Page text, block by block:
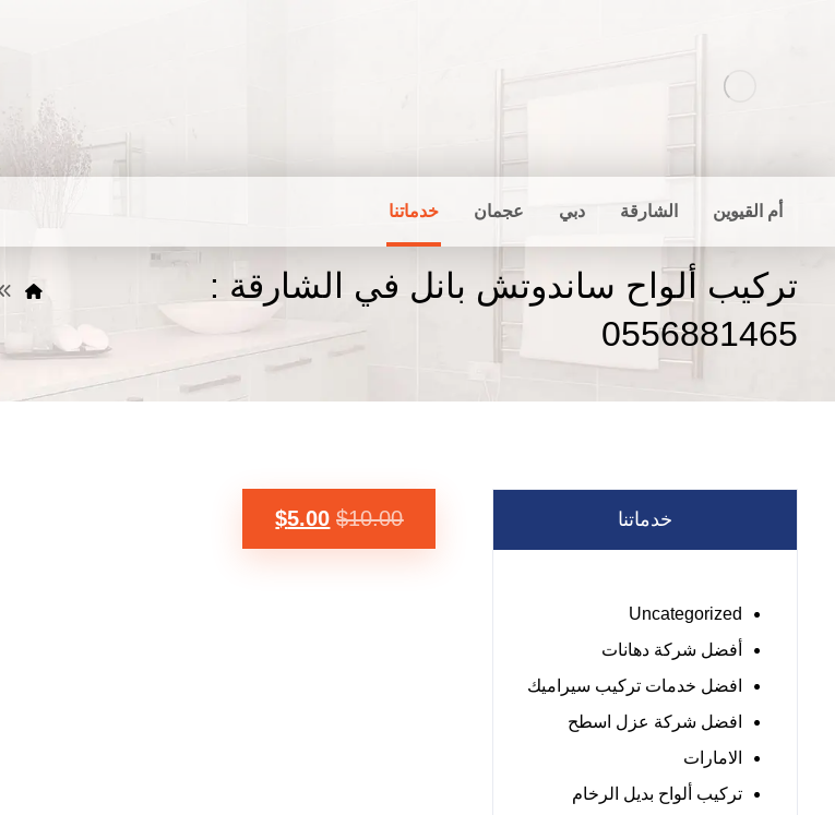
أم القيوين الشارقة دبي عجمان خدماتنا
تركيب ألواح ساندوتش بانل في الشارقة :
0556881465
$10.00
$5.00 خدماتنا
Uncategorized
أفضل شركة دهانات
افضل خدمات تركيب سيراميك
افضل شركة عزل اسطح
الامارات
تركيب ألواح بديل الرخام